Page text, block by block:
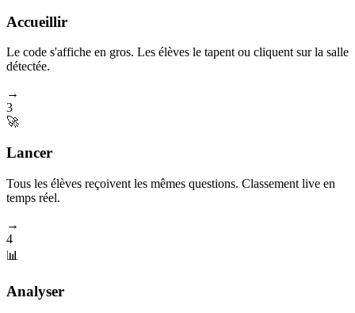
Accueillir
Le code s'affiche en gros. Les élèves le tapent ou cliquent sur la salle
détectée.
→
3
🚀
Lancer
Tous les élèves reçoivent les mêmes questions. Classement live en
temps réel.
→
4
📊
Analyser